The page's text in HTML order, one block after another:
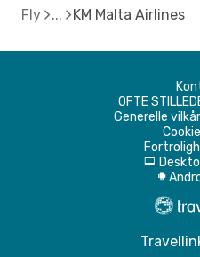
Fly KM Malta Airlines
OFTE
Generelle
d
A